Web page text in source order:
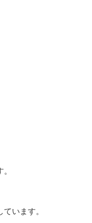
います。